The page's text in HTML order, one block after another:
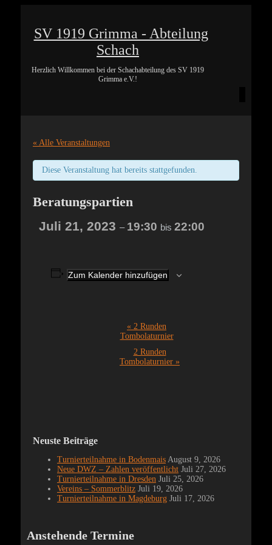
SV 1919 Grimma - Abteilung
Schach
Herzlich Willkommen bei der Schachabteilung des SV 1919
Grimma e.V.!
« Alle Veranstaltungen
Diese Veranstaltung hat bereits stattgefunden.
Beratungspartien
Juli 21, 2023 – 19:30 bis 22:00
Zum Kalender hinzufügen
« 2 Runden
Tombolaturnier
2 Runden
Tombolaturnier »
Neuste Beiträge
Turnierteilnahme in Bodenmais August 9, 2026
Neue DWZ – Zahlen veröffentlicht Juli 27, 2026
Turnierteilnahme in Dresden Juli 25, 2026
Vereins – Sommerblitz Juli 19, 2026
Turnierteilnahme in Magdeburg Juli 17, 2026
Anstehende Termine